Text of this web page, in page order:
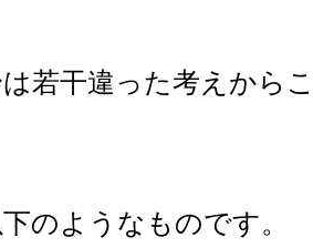
若干違った考えから
のようなものです。